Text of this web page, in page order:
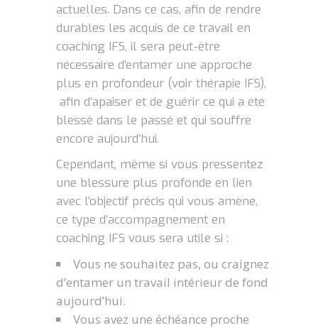
actuelles. Dans ce cas, afin de rendre
durables les acquis de ce travail en
coaching IFS, il sera peut-être
nécessaire d’entamer une approche
plus en profondeur (voir thérapie IFS),
afin d’apaiser et de guérir ce qui a été
blessé dans le passé et qui souffre
encore aujourd’hui.
Cependant, même si vous pressentez
une blessure plus profonde en lien
avec l’objectif précis qui vous amène,
ce type d’accompagnement en
coaching IFS vous sera utile si :
Vous ne souhaitez pas, ou craignez
d’entamer un travail intérieur de fond
aujourd’hui.
Vous avez une échéance proche